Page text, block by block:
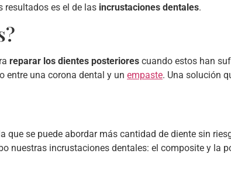
resultados es el de las incrustaciones dentales.
reparar los dientes posteriores cuando estos han
entre una corona dental y un empaste. Una solución
que se puede abordar más cantidad de diente sin
nuestras incrustaciones dentales: el composite y la